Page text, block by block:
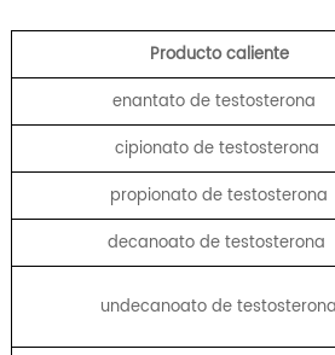
Producto caliente
enantato de testosterona
cipionato de testosterona
propionato de testosterona
decanoato de testosterona
undecanoato de testosterona